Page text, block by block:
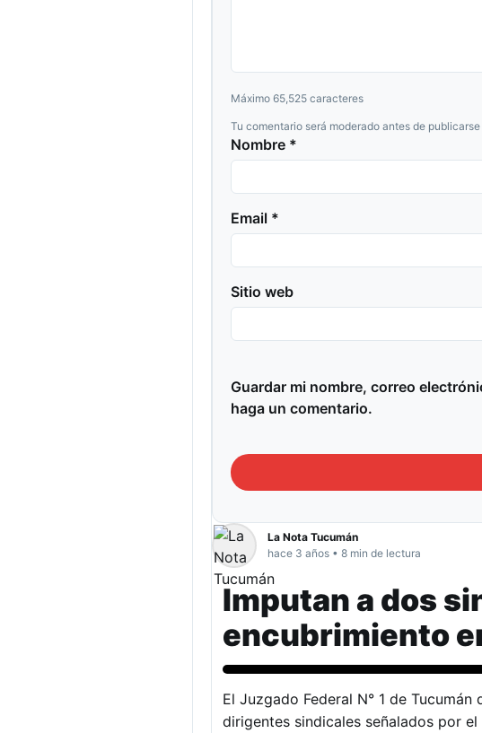
Máximo 65,525 caracteres
Tu comentario será moderado antes de publicarse
Nombre *
Email *
Sitio web
Guardar mi nombre, correo
haga un comentario.
La Nota Tucumán
hace 3 años • 8 min de lectura
Imputan a dos
encubrimiento
El Juzgado Federal N° 1 de
dirigentes sindicales señalados por